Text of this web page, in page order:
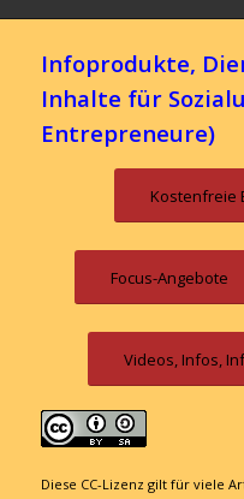
Infoprodukte,
Inhalte für
Entrepreneure)
Kostenfreie
Focus-Angebote
Videos, Infos,
Diese CC-Lizenz gilt für viele